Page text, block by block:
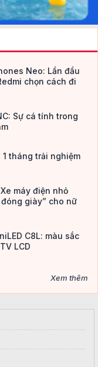
Neo: Lần đầu
chọn cách đi
Sự cá tính trong
tháng trải nghiệm
máy điện nhỏ
giày” cho nữ
C8L: màu sắc
LCD
Xem thêm